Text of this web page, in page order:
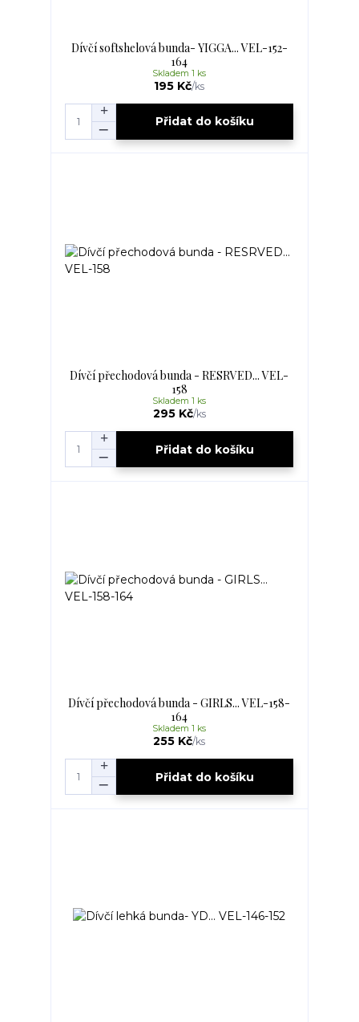
Dívčí softshelová bunda- YIGGA... VEL-152-
164
195 Kč/ks
Skladem 1 ks
Přidat do košíku
Dívčí přechodová bunda - RESRVED... VEL-
158
295 Kč/ks
Skladem 1 ks
Přidat do košíku
Dívčí přechodová bunda - GIRLS... VEL-158-
164
255 Kč/ks
Skladem 1 ks
Přidat do košíku